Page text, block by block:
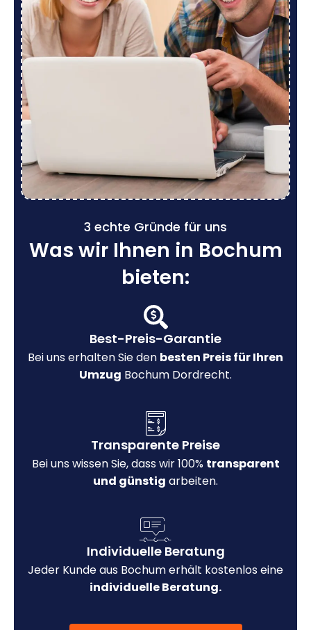
3 echte Gründe für uns
Was wir Ihnen in Bochum
bieten:
Best-Preis-Garantie
Bei uns erhalten Sie den besten Preis für Ihren
Umzug Bochum Dordrecht.
Transparente Preise
Bei uns wissen Sie, dass wir 100% transparent
und günstig arbeiten.
Individuelle Beratung
Jeder Kunde aus Bochum erhält kostenlos eine
individuelle Beratung.